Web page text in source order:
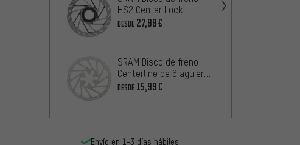
HS2 Center Lock
DESDE 27,99€
SRAM Disco de freno
Centerline de 6 agujeros
- embalaje de taller
DESDE 15,99€
Envío en 1-3 días hábiles